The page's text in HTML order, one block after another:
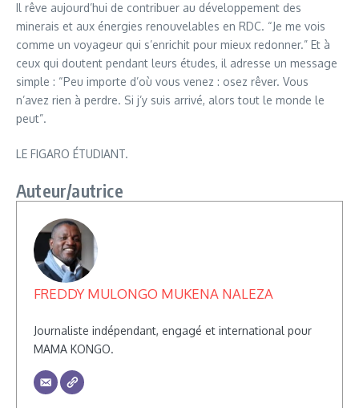
Il rêve aujourd’hui de contribuer au développement des
minerais et aux énergies renouvelables en RDC. “Je me vois
comme un voyageur qui s’enrichit pour mieux redonner.” Et à
ceux qui doutent pendant leurs études, il adresse un message
simple : “Peu importe d’où vous venez : osez rêver. Vous
n’avez rien à perdre. Si j’y suis arrivé, alors tout le monde le
peut”.
LE FIGARO ÉTUDIANT.
Auteur/autrice
FREDDY MULONGO MUKENA NALEZA
Journaliste indépendant, engagé et international pour
MAMA KONGO.